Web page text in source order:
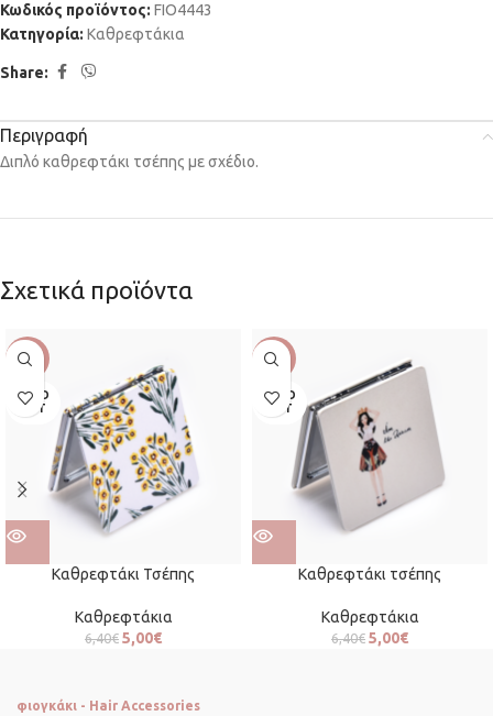
Κωδικός προϊόντος: FIO4443
Κατηγορία: Καθρεφτάκια
Share:
Περιγραφή
Διπλό καθρεφτάκι τσέπης με σχέδιο.
Σχετικά προϊόντα
-22%
SOLD
OUT
Καθρεφτάκι Τσέπης
Καθρεφτάκια
6,40€ 5,00€
-22%
SOLD
OUT
Καθρεφτάκι τσέπης
Καθρεφτάκια
6,40€ 5,00€
φιογκάκι - Hair Accessories